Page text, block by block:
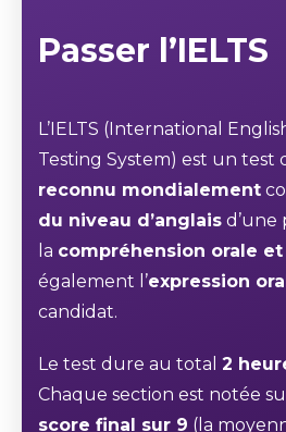
Passer l’IELTS
L’IELTS (International
Testing System) est un test
reconnu mondialement
du niveau d’anglais d’une
la compréhension orale
également l’expression
candidat.
Le test dure au total 2
Chaque section est notée
score final sur 9 (la